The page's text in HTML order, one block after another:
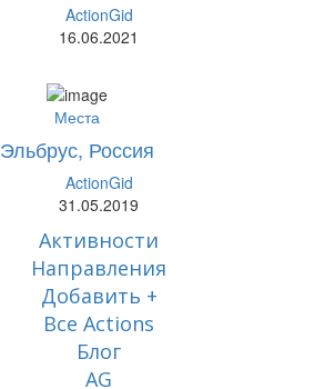
ActionGid
16.06.2021
Места
Эльбрус, Россия
ActionGid
31.05.2019
Активности
Направления
Добавить +
Все Actions
Блог
AG